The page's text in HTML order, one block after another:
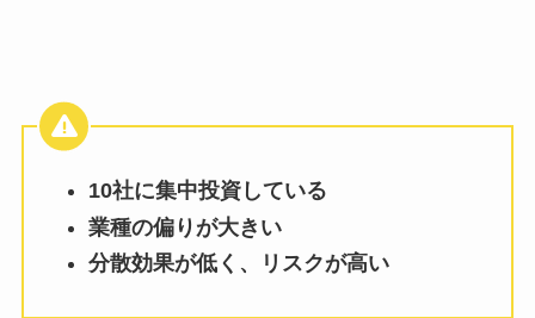
10社に集中投資している
業種の偏りが大きい
分散効果が低く、リスクが高い